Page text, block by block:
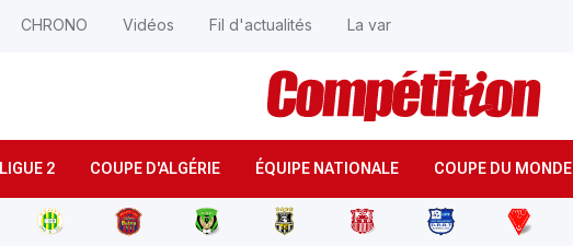
LIGUE 2 COUPE D'ALGÉRIE ÉQUIPE NATIONALE COUPE DU MONDE
CHRONO Vidéos Fil d'actualités La var